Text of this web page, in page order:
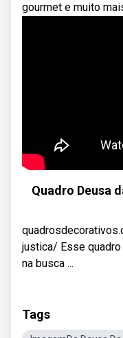
gourmet e muito
Quadro Deusa
justica/ Esse
na busca ...
Tags